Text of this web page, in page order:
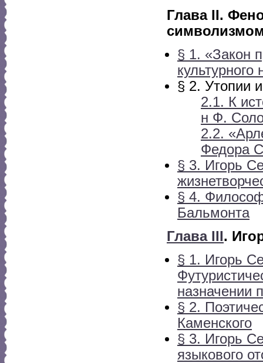
Глава II.
§ 1. «Закон
культурного
§ 2. Утопии
2.1. К
н Ф.
2.2.
Федора
§ 3. Игорь
§ 4.
Бальмонта
Глава III.
§ 1. Игорь
назначении
§ 2.
Каменского
§ 3. Игорь
языкового